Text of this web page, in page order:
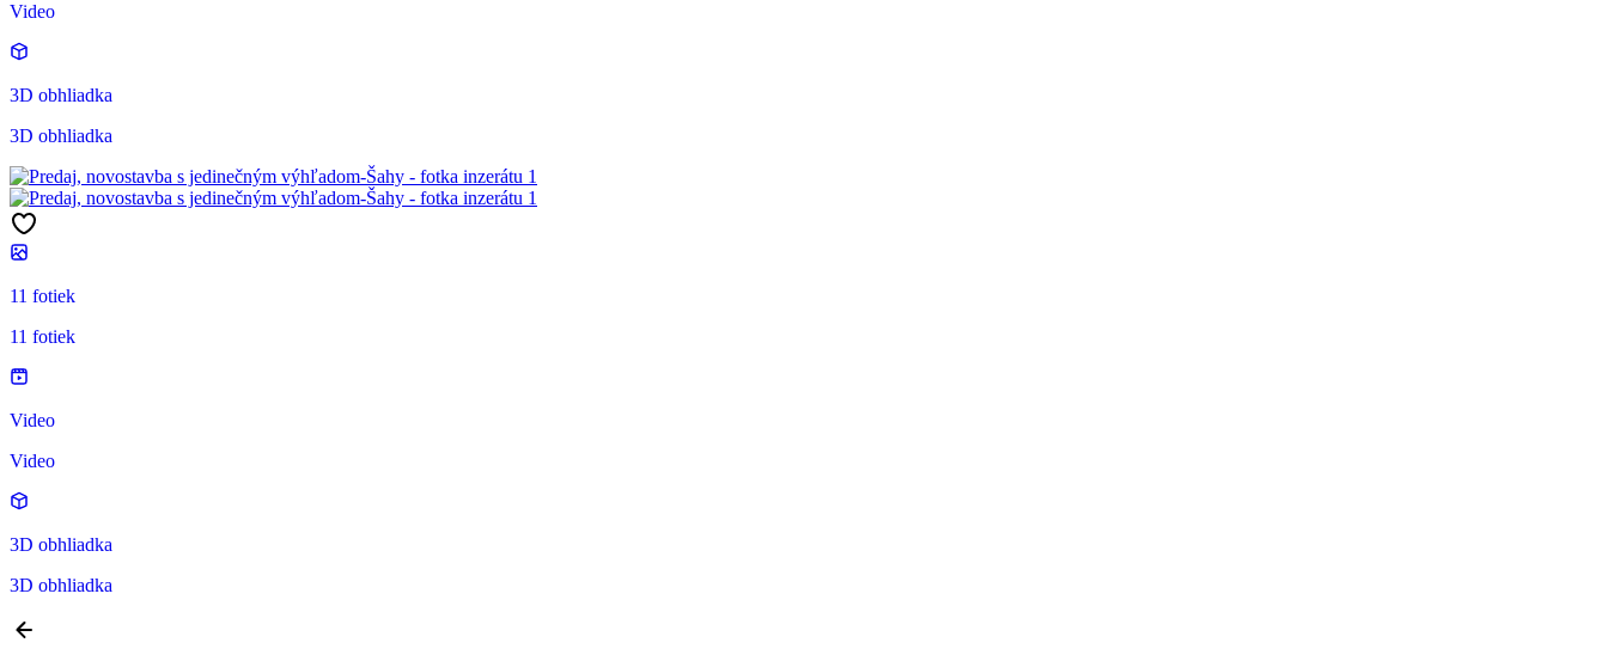
Video
3D obhliadka
3D obhliadka
11 fotiek
11 fotiek
Video
Video
3D obhliadka
3D obhliadka